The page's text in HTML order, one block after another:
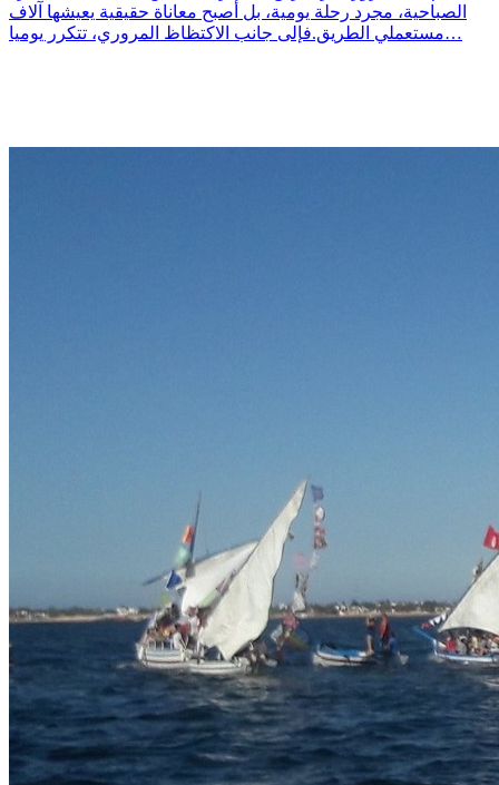
الصباحية، مجرد رحلة يومية، بل أصبح معاناة حقيقية يعيشها آلاف
مستعملي الطريق.فإلى جانب الاكتظاظ المروري، تتكرر يوميا…